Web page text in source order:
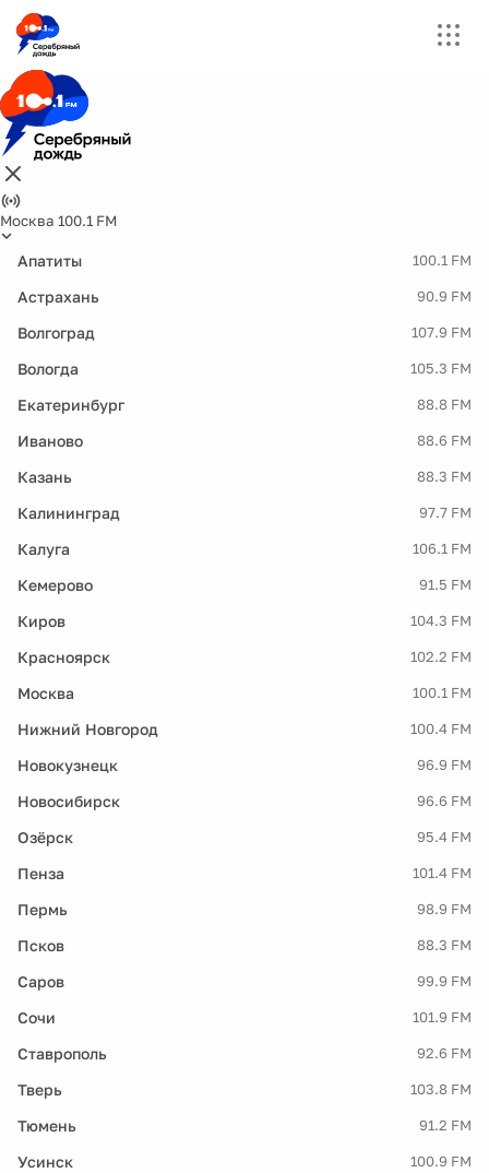
Москва 100.1 FM
Апатиты 100.1 FM
Астрахань 90.9 FM
Волгоград 107.9 FM
Вологда 105.3 FM
Екатеринбург 88.8 FM
Иваново 88.6 FM
Казань 88.3 FM
Калининград 97.7 FM
Калуга 106.1 FM
Кемерово 91.5 FM
Киров 104.3 FM
Красноярск 102.2 FM
Москва 100.1 FM
Нижний Новгород 100.4 FM
Новокузнецк 96.9 FM
Новосибирск 96.6 FM
Озёрск 95.4 FM
Пенза 101.4 FM
Пермь 98.9 FM
Псков 88.3 FM
Саров 99.9 FM
Сочи 101.9 FM
Ставрополь 92.6 FM
Тверь 103.8 FM
Тюмень 91.2 FM
Усинск 100.9 FM